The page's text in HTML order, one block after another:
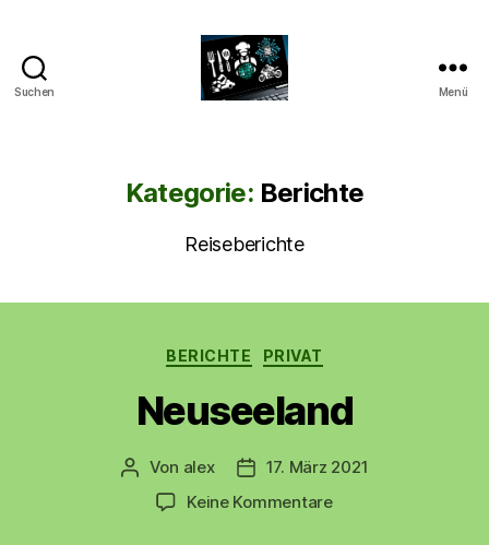
Suchen Menü
Kategorie: Berichte
Reiseberichte
Kategorien
BERICHTE PRIVAT
Neuseeland
Beitragsautor
Von alex Beitragsdatum
17. März 2021
Keine Kommentarezu